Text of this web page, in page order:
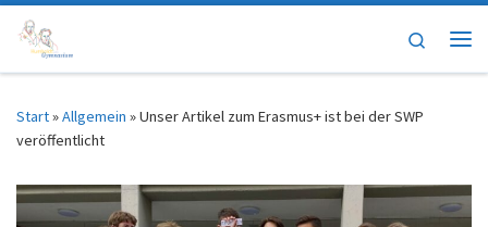
Zum Inhalt springen
Search
Start»Allgemein »Unser Artikel zum Erasmus+ ist bei der SWP
veröffentlicht